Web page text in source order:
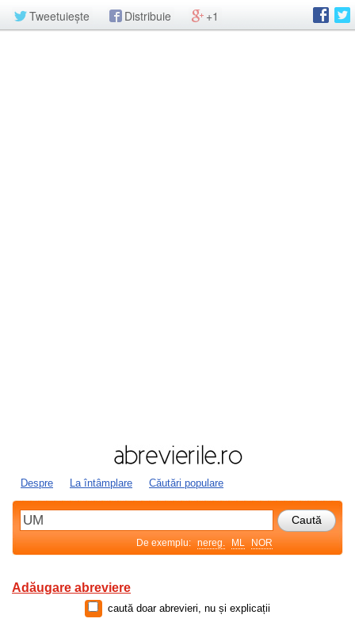
Tweetuiește Distribuie +1
Despre La întâmplare Căutări populare
De exemplu: nereg. ML NOR
Adăugare abreviere
caută doar abrevieri, nu și explicații